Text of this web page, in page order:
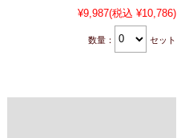
¥9,987(税込 ¥10,786)
数量： セット